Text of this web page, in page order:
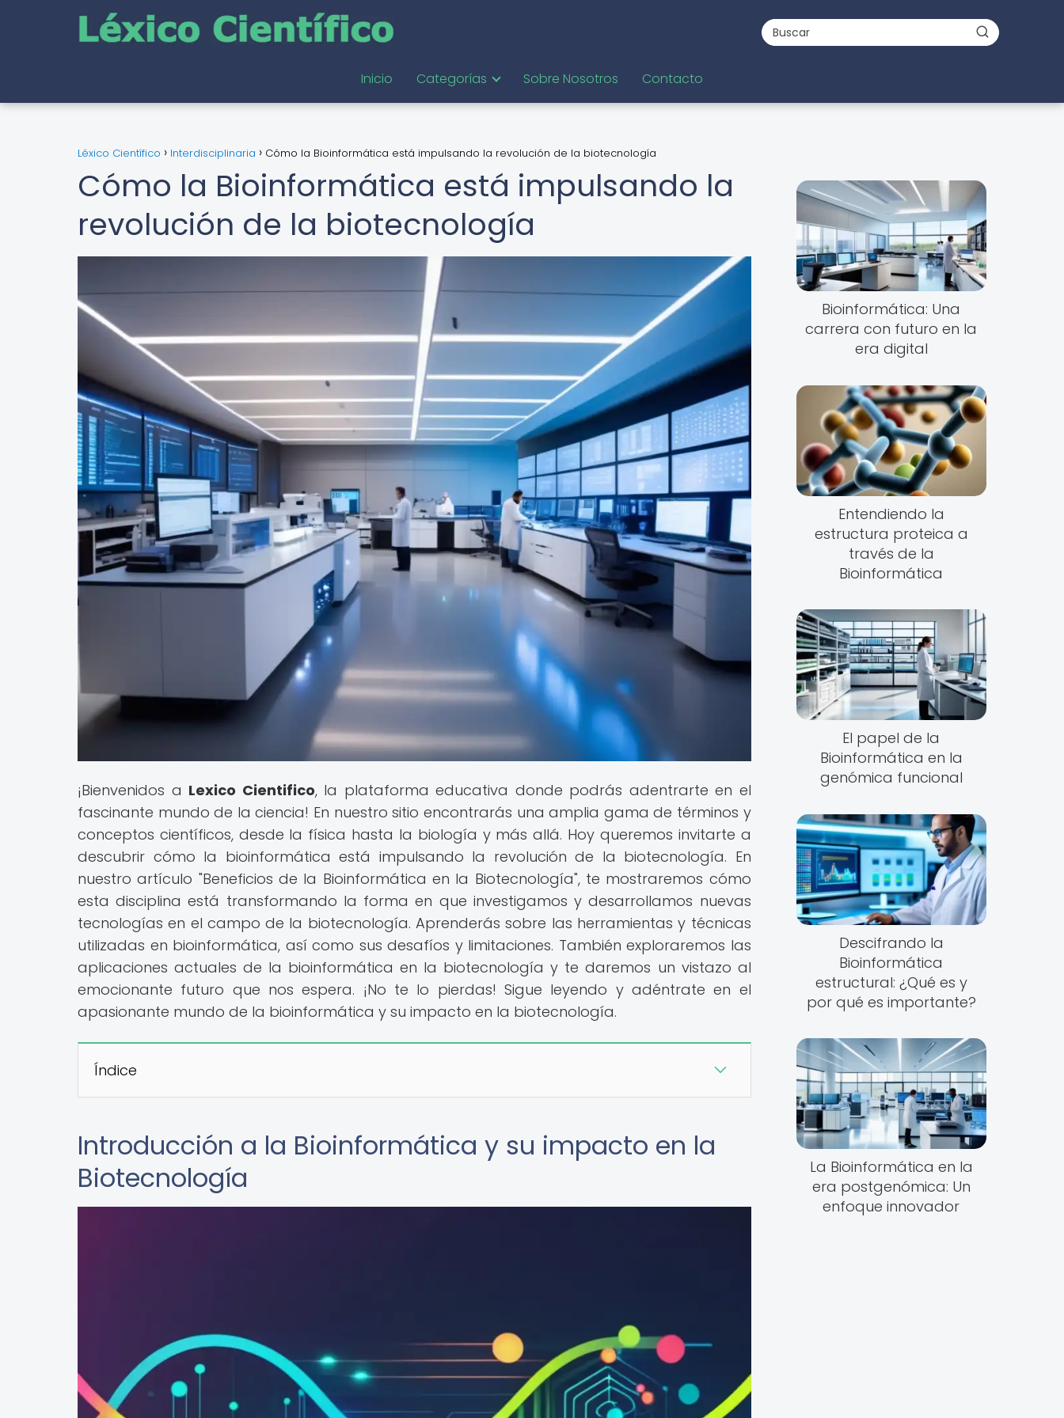
Inicio Categorías Sobre Nosotros Contacto
Léxico Científico Interdisciplinaria Cómo la Bioinformática está impulsando la revolución de la biotecnología
Cómo la Bioinformática está impulsando la
revolución de la biotecnología
¡Bienvenidos a Lexico Cientifico, la plataforma educativa donde podrás adentrarte en el
fascinante mundo de la ciencia! En nuestro sitio encontrarás una amplia gama de términos y
conceptos científicos, desde la física hasta la biología y más allá. Hoy queremos invitarte a
descubrir cómo la bioinformática está impulsando la revolución de la biotecnología. En
nuestro artículo "Beneficios de la Bioinformática en la Biotecnología", te mostraremos cómo
esta disciplina está transformando la forma en que investigamos y desarrollamos nuevas
tecnologías en el campo de la biotecnología. Aprenderás sobre las herramientas y técnicas
utilizadas en bioinformática, así como sus desafíos y limitaciones. También exploraremos las
aplicaciones actuales de la bioinformática en la biotecnología y te daremos un vistazo al
emocionante futuro que nos espera. ¡No te lo pierdas! Sigue leyendo y adéntrate en el
apasionante mundo de la bioinformática y su impacto en la biotecnología.
Índice
Introducción a la Bioinformática y su impacto en la
Biotecnología
Bioinformática: Una
carrera con futuro en la
era digital
Entendiendo la
estructura proteica a
través de la
Bioinformática
El papel de la
Bioinformática en la
genómica funcional
Descifrando la
Bioinformática
estructural: ¿Qué es y
por qué es importante?
La Bioinformática en la
era postgenómica: Un
enfoque innovador